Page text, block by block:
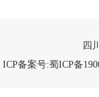
四
ICP备案号:蜀ICP备